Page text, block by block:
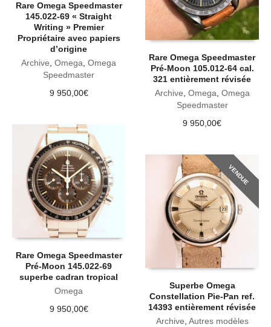
Rare Omega Speedmaster
145.022-69 « Straight
Writing » Premier
Propriétaire avec papiers
d’origine
Archive ,Omega ,Omega
Speedmaster
9 950,00€
Rare Omega Speedmaster
Pré-Moon 105.012-64 cal.
321 entièrement révisée
Archive Omega Omega
Speedmaster
9 950,00€
Rare Omega Speedmaster
Pré-Moon 145.022-69
superbe cadran tropical
Omega
9 950,00€
VENDUE
Superbe Omega
Constellation Pie-Pan ref.
14393 entièrement révisée
Archive Autres modèles